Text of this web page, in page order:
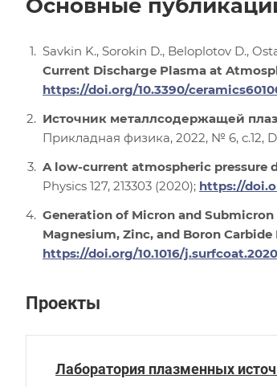
Основные
Savkin K., Sorokin D., Beloplotov D.,
Current Discharge Plasma at
https://doi.org/10.3390/
Источник металлсодержащей
Прикладная физика, 2022, № 6, с.12,
A low-current atmospheric pressure
Physics 127, 213303 (2020); https://
Generation of Micron and
Magnesium, Zinc, and Boron Carbide
https://doi.org/10.1016/
Проекты
Лаборатория плазменных